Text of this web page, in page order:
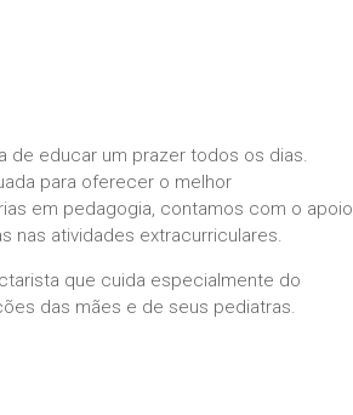
de educar um prazer todos os dias.
para oferecer o melhor
em pedagogia, contamos com o apoio
nas atividades extracurriculares.
que cuida especialmente do
das mães e de seus pediatras.